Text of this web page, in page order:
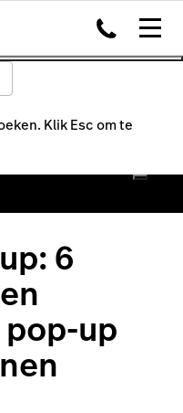
Klik Esc om te
6
up